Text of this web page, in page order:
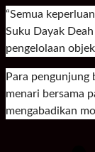
“Semua
Suku Dayak
pengelolaan
Para
menari bersama
mengabadikan